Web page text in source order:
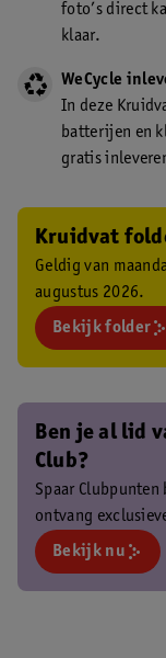
foto’s direct
klaar.
WeCycle
In deze
batterijen en
gratis
Kruidvat
Geldig van
augustus 2026.
Bekijk folder
Ben je al lid
Club?
Spaar Clubpunten
ontvang
Bekijk nu